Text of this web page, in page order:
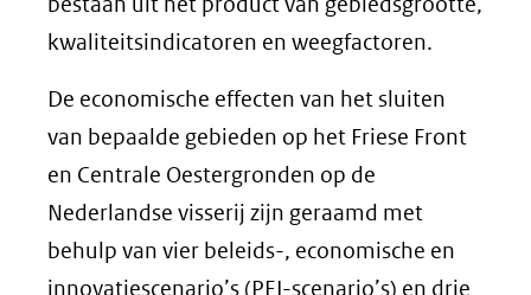
kwaliteitsindicatoren en weegfactoren.
De economische effecten van het sluiten
van bepaalde gebieden op het Friese Front
en Centrale Oestergronden op de
Nederlandse visserij zijn geraamd met
behulp van vier beleids-, economische en
innovatiescenario’s (PEI-scenario’s) en drie